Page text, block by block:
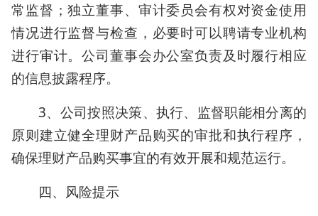
常监督；独立董事、审计委员会有权对资金使用
情况进行监督与检查，必要时可以聘请专业机构
进行审计。公司董事会办公室负责及时履行相应
的信息披露程序。
3、公司按照决策、执行、监督职能相分离的
原则建立健全理财产品购买的审批和执行程序，
确保理财产品购买事宜的有效开展和规范运行。
四、风险提示